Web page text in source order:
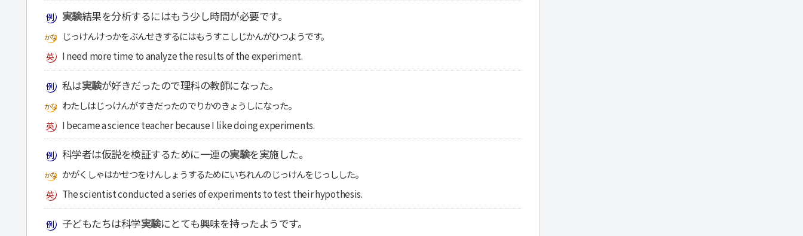
実験結果を分析するにはもう少し時間が必要です。
じっけんけっかをぶんせきするにはもうすこしじかんがひつようです。
I need more time to analyze the results of the experiment.
私は実験が好きだったので理科の教師になった。
わたしはじっけんがすきだったのでりかのきょうしになった。
I became a science teacher because I like doing experiments.
科学者は仮説を検証するために一連の実験を実施した。
かがくしゃはかせつをけんしょうするためにいちれんのじっけんをじっしした。
The scientist conducted a series of experiments to test their hypothesis.
子どもたちは科学実験にとても興味を持ったようです。